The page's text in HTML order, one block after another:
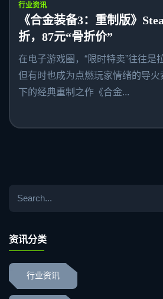
行业资讯
《合金装备3：重制版》
折，87元“骨折价”
在电子游戏圈，“限时特卖”往往是
但有时也成为点燃玩家情绪的导
下的经典重制之作《合金...
资讯分类
行业资讯